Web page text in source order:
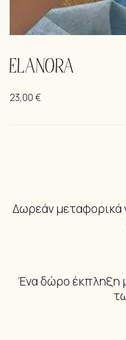
ELANORA
23,00€
Δωρεάν μεταφορικά
Ένα δώρο έκπληξη